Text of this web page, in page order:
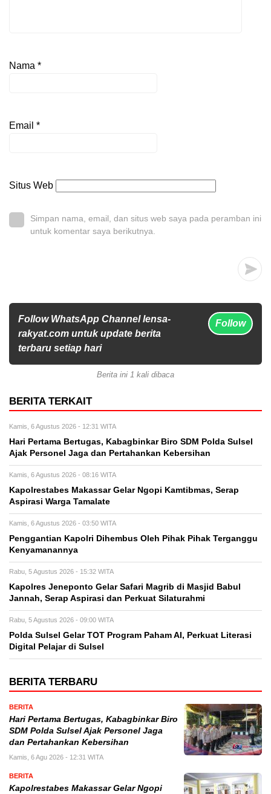
Nama *
Email *
Situs Web
Simpan nama, email, dan situs web saya pada peramban ini
untuk komentar saya berikutnya.
Follow WhatsApp Channel lensa-
rakyat.com untuk update berita
terbaru setiap hari
Follow
Berita ini 1 kali dibaca
BERITA TERKAIT
Kamis, 6 Agustus 2026 - 12:31 WITA
Hari Pertama Bertugas, Kabagbinkar Biro SDM Polda Sulsel
Ajak Personel Jaga dan Pertahankan Kebersihan
Kamis, 6 Agustus 2026 - 08:16 WITA
Kapolrestabes Makassar Gelar Ngopi Kamtibmas, Serap
Aspirasi Warga Tamalate
Kamis, 6 Agustus 2026 - 03:50 WITA
Penggantian Kapolri Dihembus Oleh Pihak Pihak Terganggu
Kenyamanannya
Rabu, 5 Agustus 2026 - 15:32 WITA
Kapolres Jeneponto Gelar Safari Magrib di Masjid Babul
Jannah, Serap Aspirasi dan Perkuat Silaturahmi
Rabu, 5 Agustus 2026 - 09:00 WITA
Polda Sulsel Gelar TOT Program Paham AI, Perkuat Literasi
Digital Pelajar di Sulsel
BERITA TERBARU
BERITA
Hari Pertama Bertugas, Kabagbinkar Biro
SDM Polda Sulsel Ajak Personel Jaga
dan Pertahankan Kebersihan
Kamis, 6 Agu 2026 - 12:31 WITA
BERITA
Kapolrestabes Makassar Gelar Ngopi